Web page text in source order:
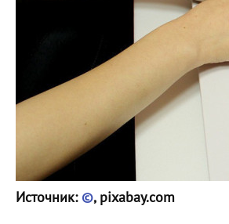
Источник: ©, pixabay.com